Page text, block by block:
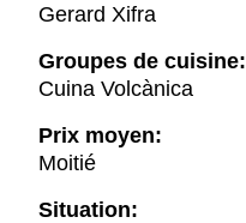
Gerard Xifra
Groupes de cuisine:
Cuina Volcànica
Prix moyen:
Moitié
Situation: